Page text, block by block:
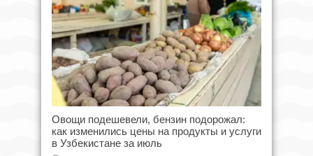
Овощи подешевели, бензин подорожал:
как изменились цены на продукты и услуги
в Узбекистане за июль